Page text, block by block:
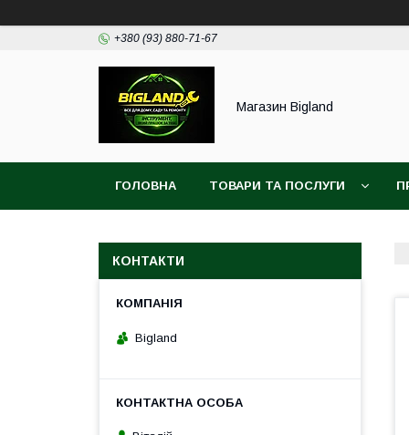
+380 (93) 880-71-67
Магазин Bigland
ГОЛОВНА ТОВАРИ ТА ПОСЛУГИ
КОНТАКТИ
Bigland